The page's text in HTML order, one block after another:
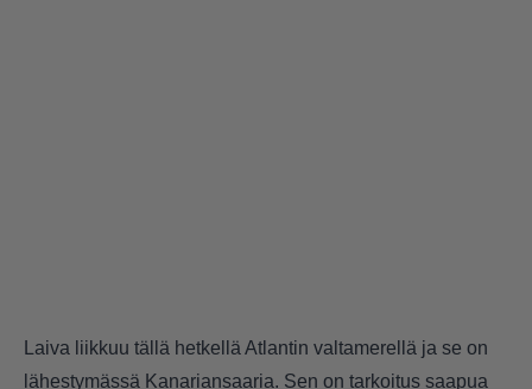
Laiva liikkuu tällä hetkellä Atlantin valtamerellä ja se on
lähestymässä Kanariansaaria. Sen on tarkoitus saapua